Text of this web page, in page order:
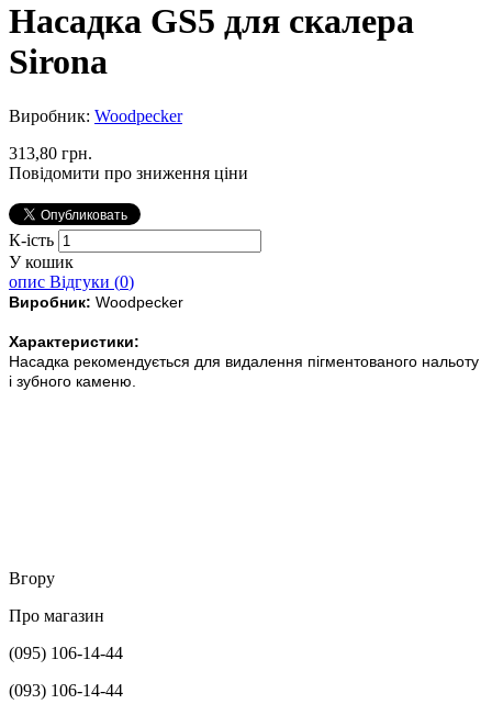
Насадка GS5 для скалера
Sirona
Виробник: Woodpecker
313,80 грн.
Повідомити про зниження ціни
К-ість
У кошик
опис Відгуки (0)
Виробник: Woodpecker
Характеристики:
Насадка рекомендується для видалення пігментованого нальоту
і зубного каменю.
Вгору
Про магазин
(095) 106-14-44
(093) 106-14-44